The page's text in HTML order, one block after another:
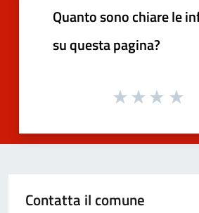
Quanto sono chiare le
su questa pagina?
Contatta il comune